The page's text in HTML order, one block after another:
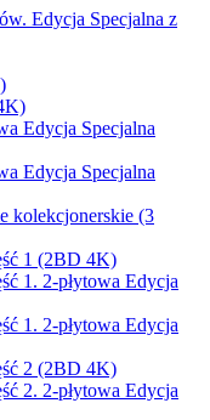
Edycja Specjalna z
Edycja Specjalna
Edycja Specjalna
kolekcjonerskie (3
1 (2BD 4K)
1. 2-płytowa Edycja
1. 2-płytowa Edycja
2 (2BD 4K)
2. 2-płytowa Edycja